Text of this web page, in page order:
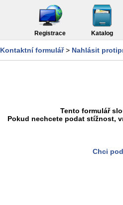
Registrace Katalog
Kontaktní formulář> Nahlásit
Tento formulář
Pokud nechcete podat stížnost,
Chci